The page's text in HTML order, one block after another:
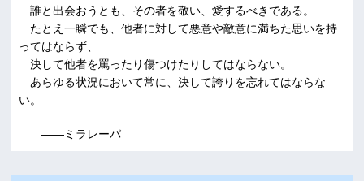
誰と出会おうとも、その者を敬い、愛するべきである。
たとえ一瞬でも、他者に対して悪意や敵意に満ちた思いを持
ってはならず、
決して他者を罵ったり傷つけたりしてはならない。
あらゆる状況において常に、決して誇りを忘れてはならな
い。
――ミラレーパ